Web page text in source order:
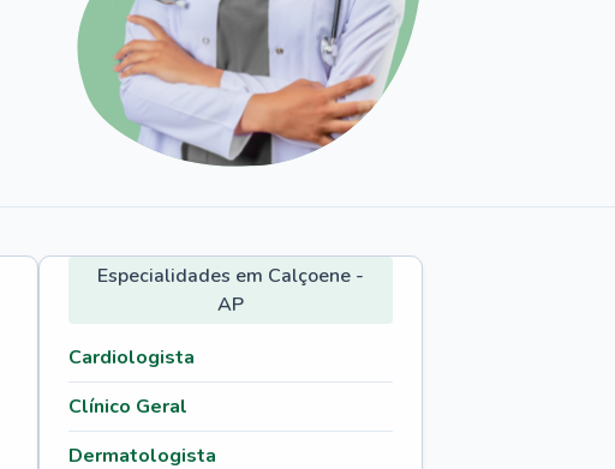
Especialidades em Calçoene -
AP
Cardiologista
Clínico Geral
Dermatologista